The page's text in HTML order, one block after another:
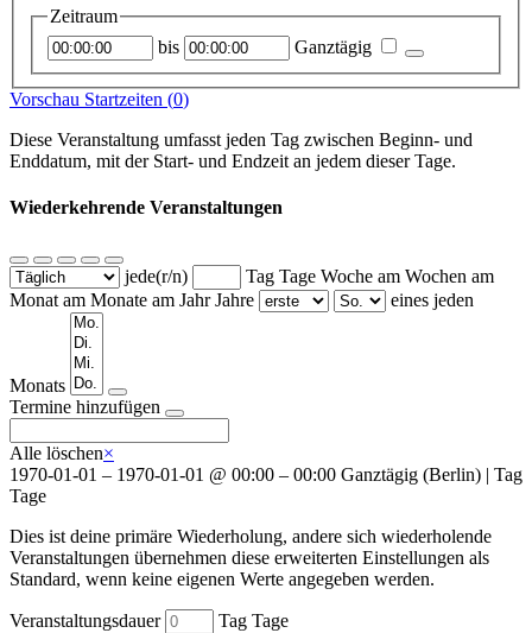
Zeitraum
Startzeitpunkt bis Endzeitpunkt Ganztägig
Vorschau Startzeiten (0)
Diese Veranstaltung umfasst jeden Tag zwischen Beginn- und
Enddatum, mit der Start- und Endzeit an jedem dieser Tage.
Wiederkehrende Veranstaltungen
jede(r/n) Tag Tage Woche am Wochen am
Monat am Monate am Jahr Jahre eines jeden
Monats
Wochentage
Termine hinzufügen
Alle löschen×
1970-01-01 – 1970-01-01 @ 00:00 – 00:00 Ganztägig (Berlin) | Tag
Tage
Dies ist deine primäre Wiederholung, andere sich wiederholende
Veranstaltungen übernehmen diese erweiterten Einstellungen als
Standard, wenn keine eigenen Werte angegeben werden.
Veranstaltungsdauer Tag Tage